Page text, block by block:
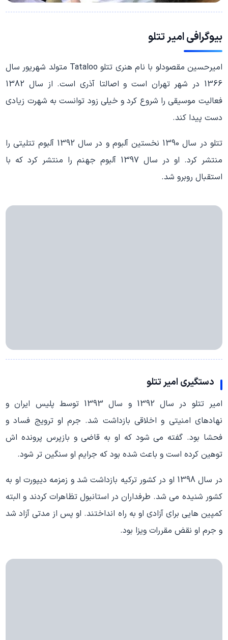
بیوگرافی امیر تتلو
امیرحسین مقصودلو با نام هنری تتلو Tataloo متولد شهریور سال
1366 در شهر تهران است و اصالتا آذری است. از سال 1382
فعالیت موسیقی را شروع کرد و خیلی زود توانست به شهرت زیادی
دست پیدا کند.
تتلو در سال 1390 نخستین آلبوم و در سال 1392 آلبوم تتلیتی را
منتشر کرد. او در سال 1397 آلبوم جهنم را منتشر کرد که با
استقبال روبرو شد.
دستگیری امیر تتلو
امیر تتلو در سال 1392 و سال 1393 توسط پلیس ایران و
نهادهای امنیتی و اخلاقی بازداشت شد. جرم او ترویج فساد و
فحشا بود. گفته می شود که او به قاضی و بازپرس پرونده اش
توهین کرده است و باعث شده بود که جرایم او سنگین تر شود.
در سال 1398 او در کشور ترکیه بازداشت شد و زمزمه دیپورت او به
کشور شنیده می شد. طرفداران در استانبول تظاهرات کردند و البته
کمپین هایی برای آزادی او به راه انداختند. او پس از مدتی آزاد شد
و جرم او نقض مقررات ویزا بود.